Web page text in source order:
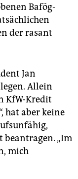
Bafög-
der rasant
Jan
Allein
KfW-Kredit
hat aber keine
beantragen. „Im
mich